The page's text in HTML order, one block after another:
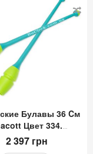
Булавы 36 Cм
Цвет 334.
Мятный
2 397 грн